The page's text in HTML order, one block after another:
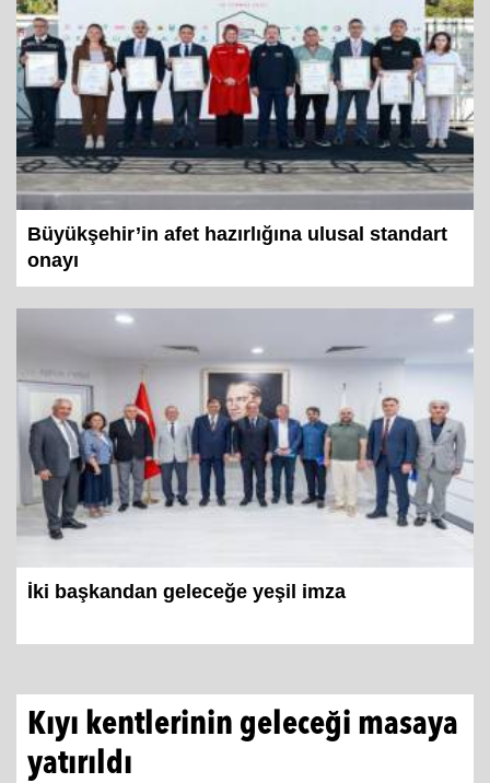
Büyükşehir’in afet hazırlığına ulusal standart
onayı
İki başkandan geleceğe yeşil imza
Kıyı kentlerinin geleceği masaya
yatırıldı